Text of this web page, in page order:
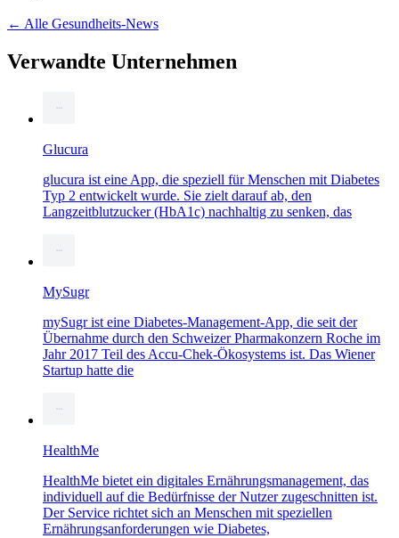
← Alle Gesundheits-News
Verwandte Unternehmen
Glucura
glucura ist eine App, die speziell für Menschen mit Diabetes
Typ 2 entwickelt wurde. Sie zielt darauf ab, den
Langzeitblutzucker (HbA1c) nachhaltig zu senken, das
MySugr
mySugr ist eine Diabetes-Management-App, die seit der
Übernahme durch den Schweizer Pharmakonzern Roche im
Jahr 2017 Teil des Accu-Chek-Ökosystems ist. Das Wiener
Startup hatte die
HealthMe
HealthMe bietet ein digitales Ernährungsmanagement, das
individuell auf die Bedürfnisse der Nutzer zugeschnitten ist.
Der Service richtet sich an Menschen mit speziellen
Ernährungsanforderungen wie Diabetes,